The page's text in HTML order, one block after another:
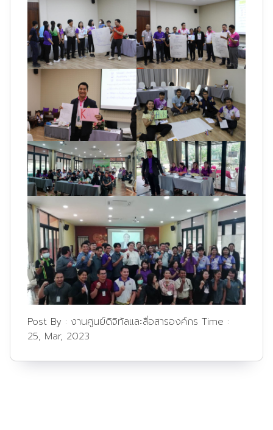
Post By : งานศูนย์ดิจิทัลและสื่อสารองค์กร Time :
25, Mar, 2023